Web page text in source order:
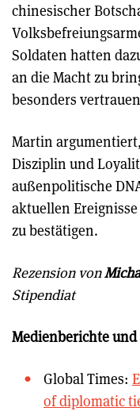
chinesischer
Soldaten hatten
an die Macht zu
besonders
Martin
Disziplin und
außenpolitische
aktuellen
zu bestätigen.
Rezension von
Stipendiat
Medienberichte
Global Times:
of diplomatic